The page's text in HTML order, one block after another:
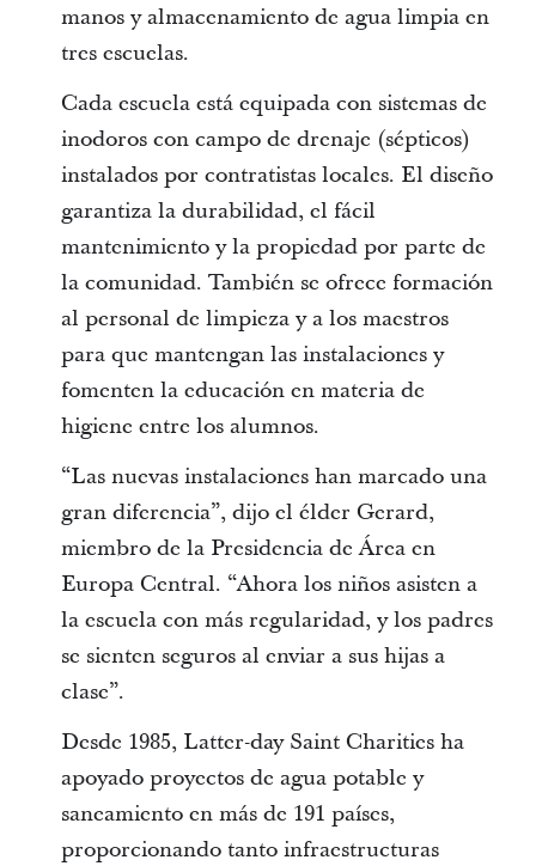
manos y almacenamiento de agua limpia en
tres escuelas.
Cada escuela está equipada con sistemas de
inodoros con campo de drenaje (sépticos)
instalados por contratistas locales. El diseño
garantiza la durabilidad, el fácil
mantenimiento y la propiedad por parte de
la comunidad. También se ofrece formación
al personal de limpieza y a los maestros
para que mantengan las instalaciones y
fomenten la educación en materia de
higiene entre los alumnos.
“Las nuevas instalaciones han marcado una
gran diferencia”, dijo el élder Gerard,
miembro de la Presidencia de Área en
Europa Central. “Ahora los niños asisten a
la escuela con más regularidad, y los padres
se sienten seguros al enviar a sus hijas a
clase”.
Desde 1985, Latter-day Saint Charities ha
apoyado proyectos de agua potable y
saneamiento en más de 191 países,
proporcionando tanto infraestructuras